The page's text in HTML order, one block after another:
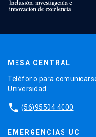
MESA CENTRAL
Teléfono para
Universidad.
phone (56)95504 4000
EMERGENCIAS UC